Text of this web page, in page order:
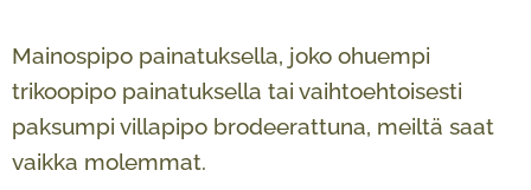
Mainospipo painatuksella, joko ohuempi
trikoopipo painatuksella tai vaihtoehtoisesti
paksumpi villapipo brodeerattuna, meiltä saat
vaikka molemmat.